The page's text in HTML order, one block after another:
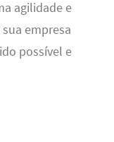
agilidade e
empresa
possível e